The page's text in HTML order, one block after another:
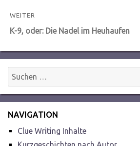
WEITER
Nächster
K-9, oder: Die Nadel im Heuhaufen
Suchen
nach:
NAVIGATION
Clue Writing Inhalte